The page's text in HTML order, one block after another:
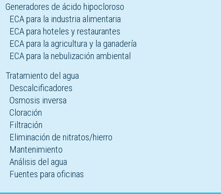
Generadores de ácido hipocloroso
ECA para la industria alimentaria
ECA para hoteles y restaurantes
ECA para la agricultura y la ganadería
ECA para la nebulización ambiental
Tratamiento del agua
Descalcificadores
Osmosis inversa
Cloración
Filtración
Eliminación de nitratos/hierro
Mantenimiento
Análisis del agua
Fuentes para oficinas